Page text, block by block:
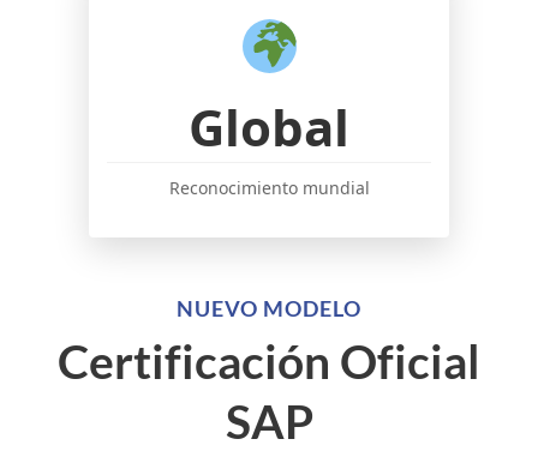
Global
Reconocimiento mundial
NUEVO MODELO
Certificación Oficial
SAP